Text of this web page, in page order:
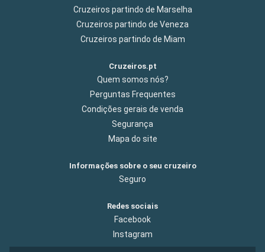
Cruzeiros partindo de Marselha
Cruzeiros partindo de Veneza
Cruzeiros partindo de Miam
Cruzeiros.pt
Quem somos nós?
Perguntas Frequentes
Condições gerais de venda
Segurança
Mapa do site
Informações sobre o seu cruzeiro
Seguro
Redes sociais
Facebook
Instagram